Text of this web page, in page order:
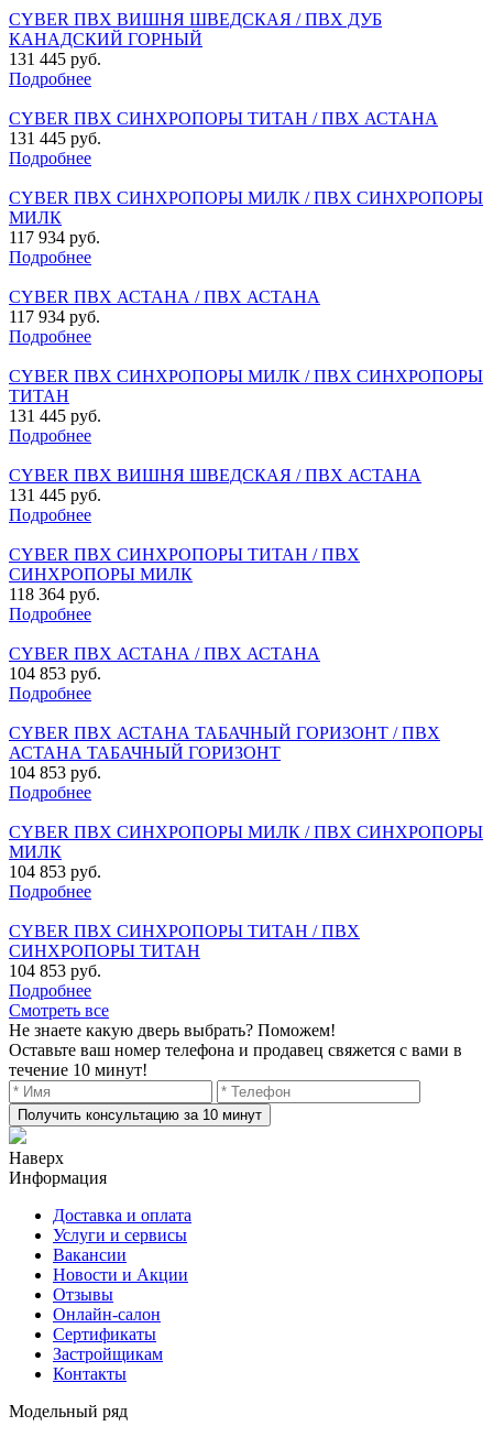
CYBER ПВХ ВИШНЯ ШВЕДСКАЯ / ПВХ ДУБ
КАНАДСКИЙ ГОРНЫЙ
131 445 руб.
Подробнее
CYBER ПВХ СИНХРОПОРЫ ТИТАН / ПВХ АСТАНА
131 445 руб.
Подробнее
CYBER ПВХ СИНХРОПОРЫ МИЛК / ПВХ СИНХРОПОРЫ
МИЛК
117 934 руб.
Подробнее
CYBER ПВХ АСТАНА / ПВХ АСТАНА
117 934 руб.
Подробнее
CYBER ПВХ СИНХРОПОРЫ МИЛК / ПВХ СИНХРОПОРЫ
ТИТАН
131 445 руб.
Подробнее
CYBER ПВХ ВИШНЯ ШВЕДСКАЯ / ПВХ АСТАНА
131 445 руб.
Подробнее
CYBER ПВХ СИНХРОПОРЫ ТИТАН / ПВХ
СИНХРОПОРЫ МИЛК
118 364 руб.
Подробнее
CYBER ПВХ АСТАНА / ПВХ АСТАНА
104 853 руб.
Подробнее
CYBER ПВХ АСТАНА ТАБАЧНЫЙ ГОРИЗОНТ / ПВХ
АСТАНА ТАБАЧНЫЙ ГОРИЗОНТ
104 853 руб.
Подробнее
CYBER ПВХ СИНХРОПОРЫ МИЛК / ПВХ СИНХРОПОРЫ
МИЛК
104 853 руб.
Подробнее
CYBER ПВХ СИНХРОПОРЫ ТИТАН / ПВХ
СИНХРОПОРЫ ТИТАН
104 853 руб.
Подробнее
Смотреть все
Не знаете какую дверь выбрать? Поможем!
Оставьте ваш номер телефона и продавец свяжется с вами в
течение 10 минут!
Получить консультацию за 10 минут
Наверх
Информация
Доставка и оплата
Услуги и сервисы
Вакансии
Новости и Акции
Отзывы
Онлайн-салон
Сертификаты
Застройщикам
Контакты
Модельный ряд